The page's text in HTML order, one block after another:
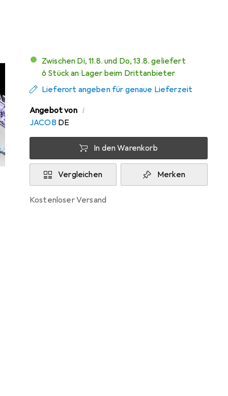
Zwischen Di, 11.8. und Do, 13.8. geliefert
6 Stück an Lager beim Drittanbieter
Lieferort angeben für genaue Lieferzeit
Angebot von i
JACOB DE
In den Warenkorb
Vergleichen Merken
kostenloser Versand